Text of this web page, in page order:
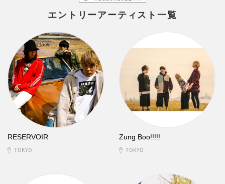
エントリーアーティスト一覧
RESERVOIR
TOKYO
Zung Boo!!!!!
TOKYO